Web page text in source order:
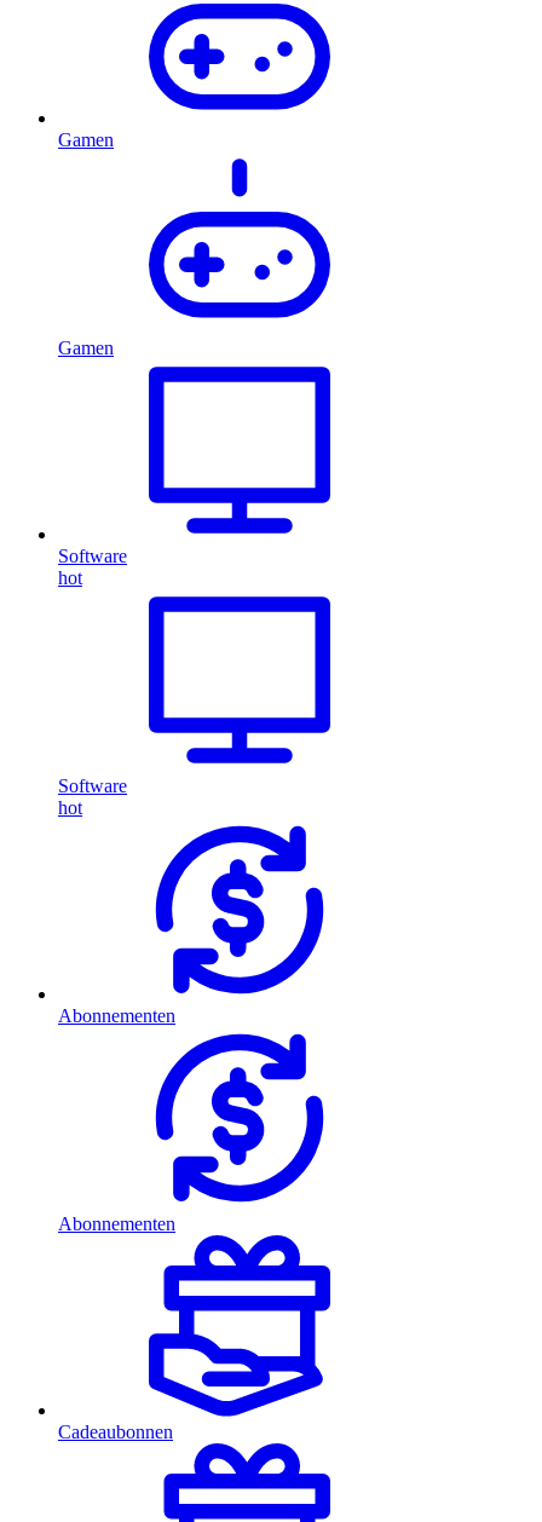
Gamen
Gamen
Software
hot
Software
hot
Abonnementen
Abonnementen
Cadeaubonnen